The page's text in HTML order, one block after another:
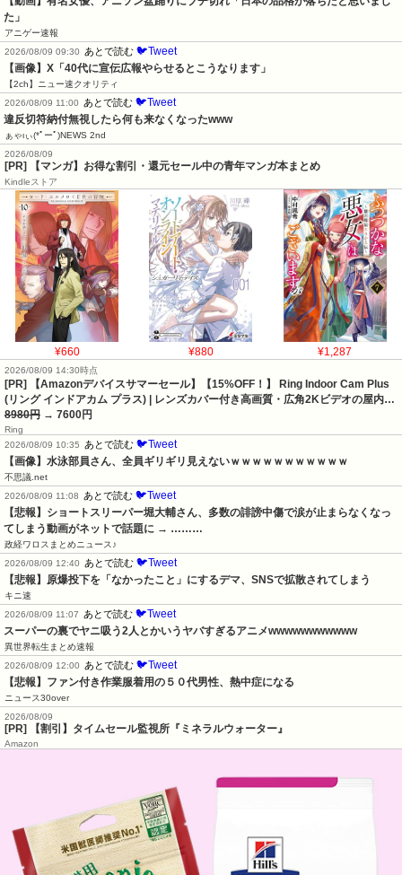
た」
アニゲー速報
2026/08/09 09:30 あとで読む 🐦Tweet
【画像】X「40代に宣伝広報やらせるとこうなります」
【2ch】ニュー速クオリティ
2026/08/09 11:00 あとで読む 🐦Tweet
違反切符納付無視したら何も来なくなったwww
ぁゃιぃ(*ﾟーﾟ)NEWS 2nd
2026/08/09
[PR] 【マンガ】お得な割引・還元セール中の青年マンガ本まとめ
Kindleストア
¥660 ¥880 ¥1,287
2026/08/09 14:30時点
[PR] 【Amazonデバイスサマーセール】【15%OFF！】 Ring Indoor Cam Plus
(リング インドアカム プラス) | レンズカバー付き高画質・広角2Kビデオの屋内…
8980円 → 7600円
Ring
2026/08/09 10:35
あとで読む 🐦Tweet
【画像】水泳部員さん、全員ギリギリ見えないｗｗｗｗｗｗｗｗｗｗｗ
不思議.net
2026/08/09 11:08
あとで読む 🐦Tweet
【悲報】ショートスリーパー堀大輔さん、多数の誹謗中傷で涙が止まらなくなっ
てしまう動画がネットで話題に → ………
政経ワロスまとめニュース♪
2026/08/09 12:40
あとで読む 🐦Tweet
【悲報】原爆投下を「なかったこと」にするデマ、SNSで拡散されてしまう
キニ速
2026/08/09 11:07
あとで読む 🐦Tweet
スーパーの裏でヤニ吸う2人とかいうヤバすぎるアニメwwwwwwwwwww
異世界転生まとめ速報
2026/08/09 12:00
あとで読む 🐦Tweet
【悲報】ファン付き作業服着用の５０代男性、熱中症になる
ニュース30over
2026/08/09
[PR] 【割引】タイムセール監視所『ミネラルウォーター』
Amazon